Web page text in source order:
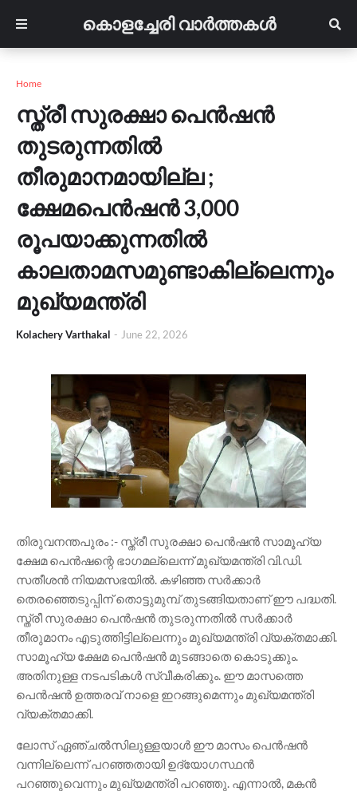
കൊളച്ചേരി വാർത്തകൾ
Home
സ്ത്രീ സുരക്ഷാ പെൻഷൻ
തുടരുന്നതിൽ
തീരുമാനമായില്ല ;
ക്ഷേമപെൻഷൻ 3,000
രൂപയാക്കുന്നതിൽ
കാലതാമസമുണ്ടാകില്ലെന്നും
മുഖ്യമന്ത്രി
Kolachery Varthakal - June 22, 2026
തിരുവനന്തപുരം :- സ്ത്രീ സുരക്ഷാ പെൻഷൻ സാമൂഹ്യ
ക്ഷേമ പെൻഷന്റെ ഭാഗമല്ലെന്ന് മുഖ്യമന്ത്രി വി.ഡി.
സതീശൻ നിയമസഭയിൽ. കഴിഞ്ഞ സർക്കാർ
തെരഞ്ഞെടുപ്പിന് തൊട്ടുമുമ്പ് തുടങ്ങിയതാണ് ഈ പദ്ധതി.
സ്ത്രീ സുരക്ഷാ പെൻഷൻ തുടരുന്നതിൽ സർക്കാർ
തീരുമാനം എടുത്തിട്ടില്ലെന്നും മുഖ്യമന്ത്രി വ്യക്തമാക്കി.
സാമൂഹ്യ ക്ഷേമ പെൻഷൻ മുടങ്ങാതെ കൊടുക്കും.
അതിനുള്ള നടപടികൾ സ്വീകരിക്കും. ഈ മാസത്തെ
പെൻഷൻ ഉത്തരവ് നാളെ ഇറങ്ങുമെന്നും മുഖ്യമന്ത്രി
വ്യക്തമാക്കി.
ലോസ് ഏഞ്ചൽസിലുള്ളയാൾ ഈ മാസം പെൻഷൻ
വന്നില്ലെന്ന് പറഞ്ഞതായി ഉദ്യോഗസ്ഥൻ
പറഞ്ഞുവെന്നും മുഖ്യമന്ത്രി പറഞ്ഞു. എന്നാൽ, മകൻ